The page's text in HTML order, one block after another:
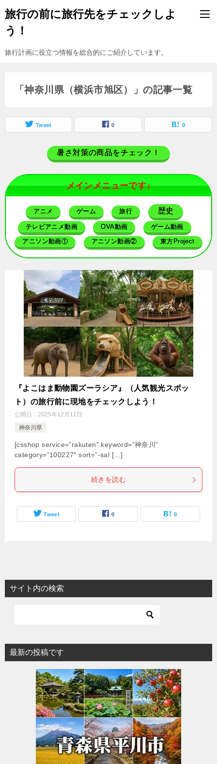
旅行の前に旅行先をチェックしよ
う！
旅行計画に役立つ情報を総合的にご紹介しています。
「神奈川県（横浜市旭区）」の記事一覧
Tweet 0 0
暑さ対策の商品をチェック！
メインメニューです♪
アニメ ゲーム 旅行 歴史
テレビアニメ動画 OVA動画 ゲーム動画
アニソン動画① アニソン動画② 東方Project
『よこはま動物園ズーラシア』（人気観光スポッ
ト）の旅行前に現地をチェックしよう！
公開日： 2025年12月11日
神奈川県
[csshop service=”rakuten” keyword=”神奈川”
category=”100227″ sort=”-sal […]
続きを読む
Tweet 0 0
サイト内の検索
最新の投稿です